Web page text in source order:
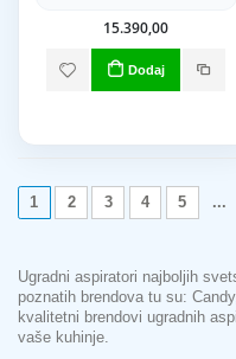
15.390,00
Dodaj
1 2 3 4 5 ...
Ugradni aspiratori najboljih
poznatih brendova tu su:
kvalitetni brendovi ugradnih
vaše kuhinje.